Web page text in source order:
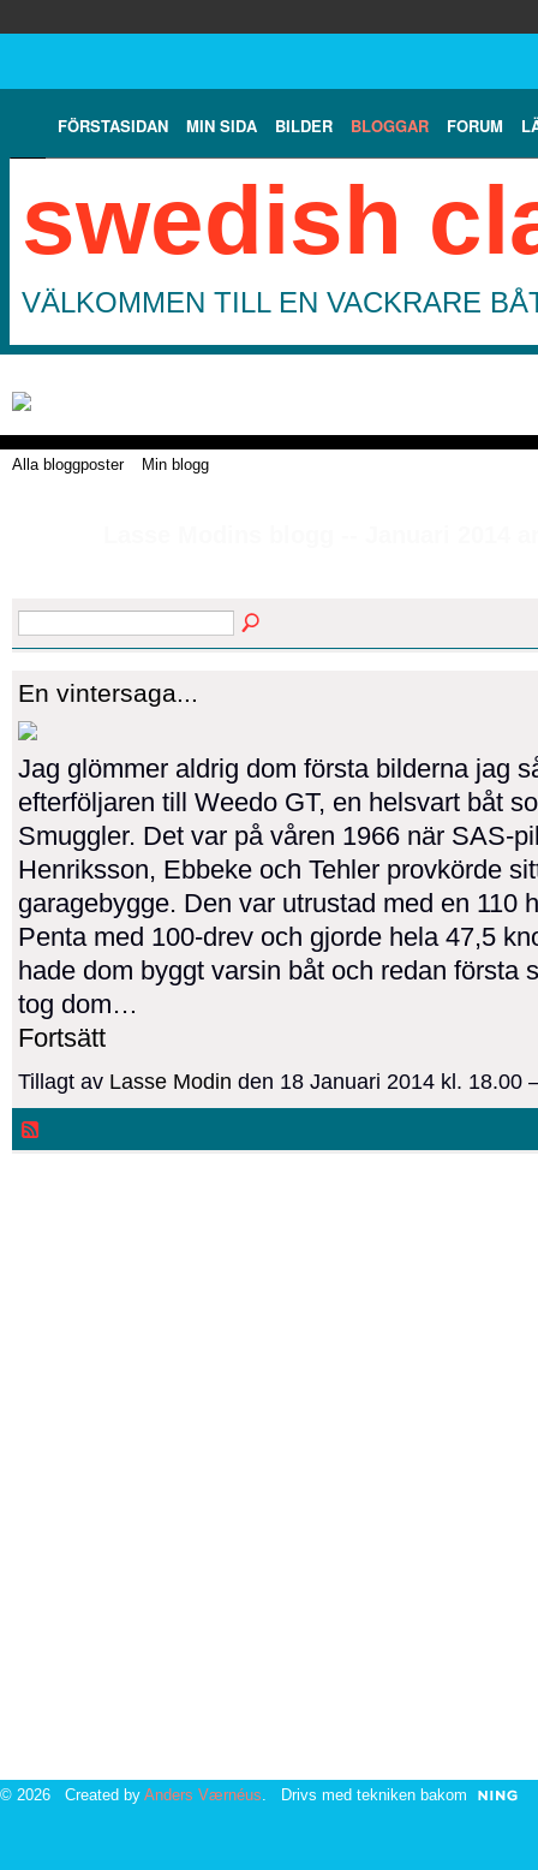
FÖRSTASIDAN MIN SIDA BILDER BLOGGAR FORUM
swedish
VÄLKOMMEN TILL EN VACKRARE
Alla bloggposter Min blogg
En vintersaga...
Jag glömmer aldrig dom första bilderna jag
efterföljaren till Weedo GT, en helsvart båt
Smuggler. Det var på våren 1966 när SAS-
Henriksson, Ebbeke och Tehler provkörde
garagebygge. Den var utrustad med en 110
Penta med 100-drev och gjorde hela 47,5
hade dom byggt varsin båt och redan första
tog dom…
Fortsätt
Tillagt av Lasse Modin den 18 Januari 2014 kl.
© 2026 Created by Anders Værnéus . Drivs med tekniken bakom